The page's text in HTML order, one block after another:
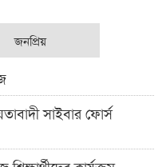
জনপ্রিয়
সাইবার ফোর্স